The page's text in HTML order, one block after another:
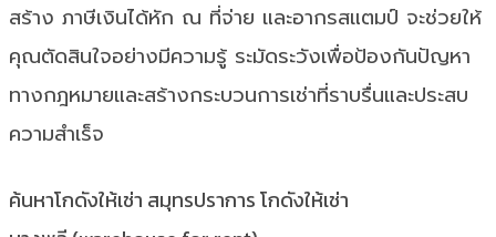
สร้าง ภาษีเงินได้หัก ณ ที่จ่าย และอากรสแตมป์ จะช่วยให้
คุณตัดสินใจอย่างมีความรู้ ระมัดระวังเพื่อป้องกันปัญหา
ทางกฎหมายและสร้างกระบวนการเช่าที่ราบรื่นและประสบ
ความสำเร็จ
ค้นหาโกดังให้เช่า สมุทรปราการ โกดังให้เช่า